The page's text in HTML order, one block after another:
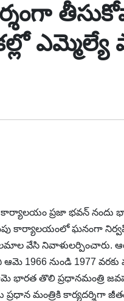
కార్యాలయం ప్రజా భవన్ నందు
కార్యాలయంలో ఘనంగా
వేసి
1966 నుండి 1977
భారత తొలి ప్రధానమంత్రి
మంత్రికి కార్యదర్శిగా